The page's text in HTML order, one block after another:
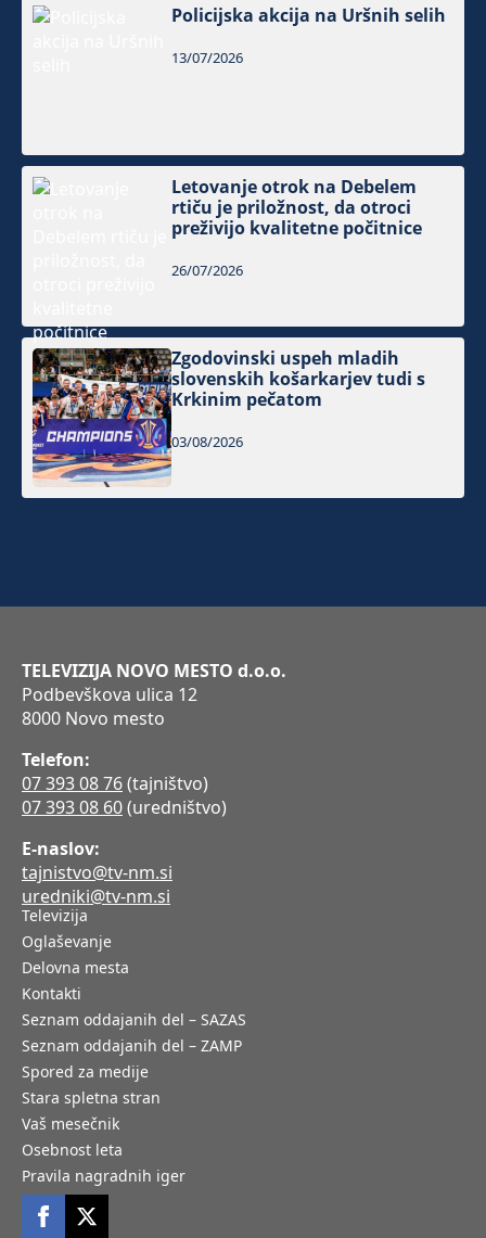
Policijska akcija na Uršnih selih
13/07/2026
Letovanje otrok na Debelem
rtiču je priložnost, da otroci
preživijo kvalitetne počitnice
26/07/2026
Zgodovinski uspeh mladih
slovenskih košarkarjev tudi s
Krkinim pečatom
03/08/2026
TELEVIZIJA NOVO MESTO d.o.o.
Podbevškova ulica 12
8000 Novo mesto
Telefon:
07 393 08 76(tajništvo)
07 393 08 60(uredništvo)
E-naslov:
tajnistvo@tv-nm.si
uredniki@tv-nm.si
Televizija
Oglaševanje
Delovna mesta
Kontakti
Seznam oddajanih del – SAZAS
Seznam oddajanih del – ZAMP
Spored za medije
Stara spletna stran
Vaš mesečnik
Osebnost leta
Pravila nagradnih iger